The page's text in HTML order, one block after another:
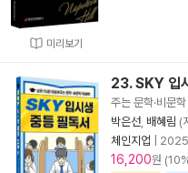
미리보기
23. SKY 입
주는 문학·비문
박은선 배혜림 (
체인지업
16,200원